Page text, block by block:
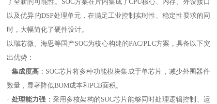
了全新的可能性。SOC方案在片内集成了CPU核心、内存、外设接口
以及优异的DSP处理单元，在满足工业控制实时性、稳定性要求的同
时，大幅简化了硬件设计。
以瑞芯微、海思等国产SOC为核心构建的PAC/PLC方案，具备以下突
出优势：
- 集成度高 ：SOC芯片将多种功能模块集成于单芯片，减少外围器件
数量，显著降低BOM成本和PCB面积。
- 处理能力强 ：采用多核架构的SOC芯片能够同时处理逻辑控制、运